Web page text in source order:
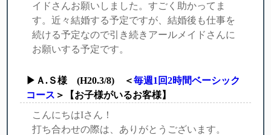
イドさんお願いしました。すごく助かってま
す。近々結婚する予定ですが、結婚後も仕事を
続ける予定なので引き続きアールメイドさんに
お願いする予定です。
▶Ａ.Ｓ様 (H20.3/8) ＜毎週1回2時間ベーシック
コース ＞【お子様がいるお客様】
こんにちはIさん！
打ち合わせの際は、ありがとうございます。